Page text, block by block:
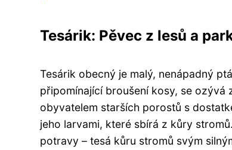
Tesárik: Pěvec z lesů a
Tesárik obecný je malý, nenápadný
připomínající broušení kosy, se ozývá
obyvatelem starších porostů s
jeho larvami, které sbírá z kůry
potravy – tesá kůru stromů svým